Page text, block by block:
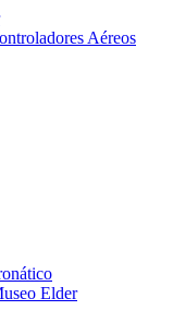
Aéreos
Elder